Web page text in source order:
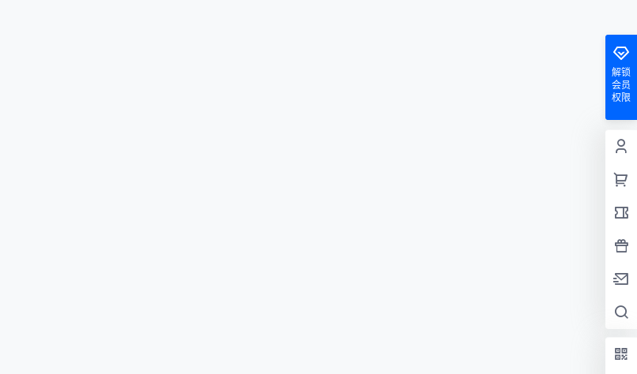
解锁
会员
权限